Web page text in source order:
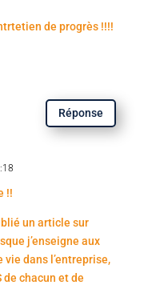
de progrès !!!!
Réponse
!!
un article sur
j’enseigne aux
dans l’entreprise,
de chacun et de